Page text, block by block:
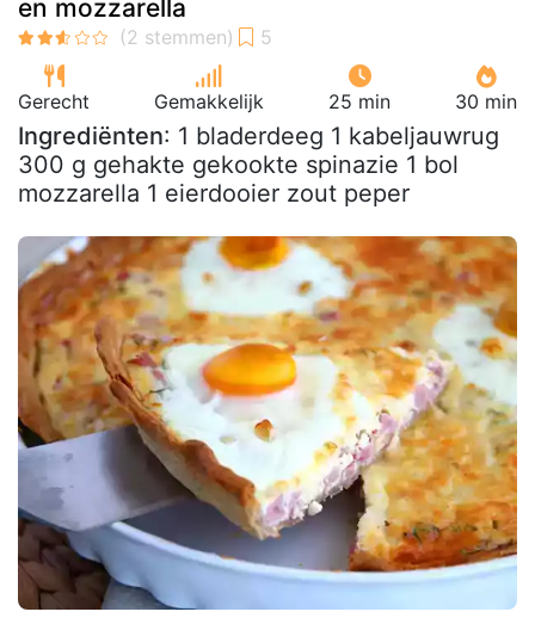
en mozzarella
Gerecht Gemakkelijk 25 min 30 min
Ingrediënten: 1 bladerdeeg 1 kabeljauwrug
300 g gehakte gekookte spinazie 1 bol
mozzarella 1 eierdooier zout peper